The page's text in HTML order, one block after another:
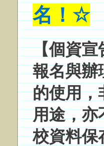
名！ ☆
【個資宣
報名與辦
的使用，
用途，亦
校資料保